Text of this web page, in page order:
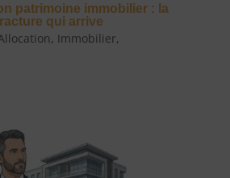
patrimoine immobilier : la
qui arrive
, Immobilier,